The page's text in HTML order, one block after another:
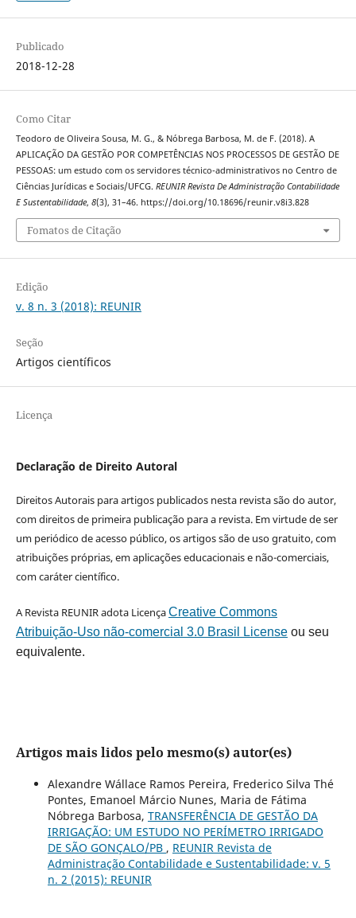
Publicado
2018-12-28
Como Citar
Teodoro de Oliveira Sousa, M. G., & Nóbrega Barbosa, M. de F. (2018). A
APLICAÇÃO DA GESTÃO POR COMPETÊNCIAS NOS PROCESSOS DE GESTÃO DE
PESSOAS: um estudo com os servidores técnico-administrativos no Centro de
Ciências Jurídicas e Sociais/UFCG. REUNIR Revista De Administração Contabilidade
E Sustentabilidade, 8(3), 31–46. https://doi.org/10.18696/reunir.v8i3.828
Fomatos de Citação
Edição
v. 8 n. 3 (2018): REUNIR
Seção
Artigos científicos
Licença
Declaração de Direito Autoral
Direitos Autorais para artigos publicados nesta revista são do autor,
com direitos de primeira publicação para a revista. Em virtude de ser
um periódico de acesso público, os artigos são de uso gratuito, com
atribuições próprias, em aplicações educacionais e não-comerciais,
com caráter científico.
A Revista REUNIR adota LicençaCreative Commons
Atribuição-Uso não-comercial 3.0 Brasil Licenseou seu
equivalente.
Artigos mais lidos pelo mesmo(s) autor(es)
Alexandre Wállace Ramos Pereira, Frederico Silva Thé
Pontes, Emanoel Márcio Nunes, Maria de Fátima
Nóbrega Barbosa, TRANSFERÊNCIA DE GESTÃO DA
IRRIGAÇÃO: UM ESTUDO NO PERÍMETRO IRRIGADO
DE SÃO GONÇALO/PB , REUNIR Revista de
Administração Contabilidade e Sustentabilidade: v. 5
n. 2 (2015): REUNIR